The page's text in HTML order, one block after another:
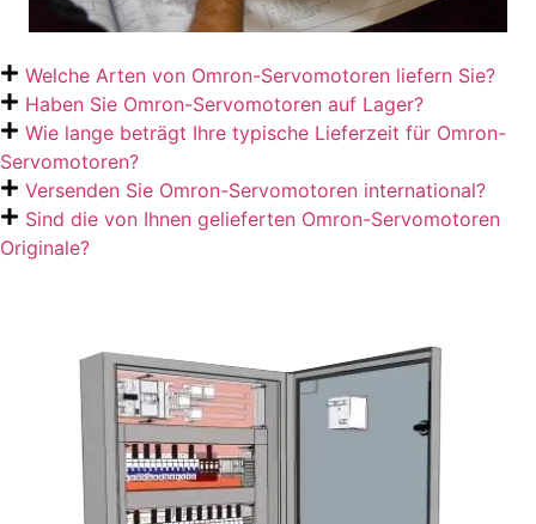
Welche Arten von Omron-Servomotoren liefern Sie?
Haben Sie Omron-Servomotoren auf Lager?
Wie lange beträgt Ihre typische Lieferzeit für Omron-
Servomotoren?
Versenden Sie Omron-Servomotoren international?
Sind die von Ihnen gelieferten Omron-Servomotoren
Originale?